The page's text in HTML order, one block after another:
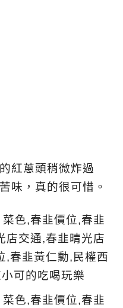
紅蔥頭稍微炸過
味，真的很可惜。